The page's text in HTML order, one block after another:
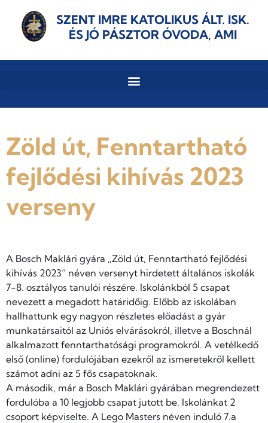
SZENT IMRE KATOLIKUS ÁLT. ISK.
ÉS JÓ PÁSZTOR ÓVODA, AMI
Zöld út, Fenntartható
fejlődési kihívás 2023
verseny
A Bosch Maklári gyára „Zöld út, Fenntartható fejlődési
kihívás 2023” néven versenyt hirdetett általános iskolák
7-8. osztályos tanulói részére. Iskolánkból 5 csapat
nevezett a megadott határidőig. Előbb az iskolában
hallhattunk egy nagyon részletes előadást a gyár
munkatársaitól az Uniós elvárásokról, illetve a Boschnál
alkalmazott fenntarthatósági programokról. A vetélkedő
első (online) fordulójában ezekről az ismeretekről kellett
számot adni az 5 fős csapatoknak.
A második, már a Bosch Maklári gyárában megrendezett
fordulóba a 10 legjobb csapat jutott be. Iskolánkat 2
csoport képviselte. A Lego Masters néven induló 7.a